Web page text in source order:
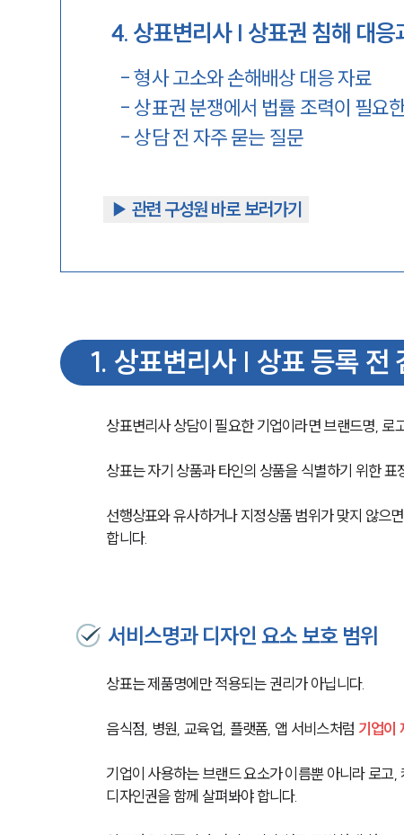
4. 상표변리사 | 상표권 침해 대응
-형사 고소와 손해배상 대응 자료
- 상표권 분쟁에서 법률 조력이 필요
- 상담 전 자주 묻는 질문
▶︎ 관련 구성원 바로 보러가기
1. 상표변리사 | 상표 등록 전
상표변리사 상담이 필요한 기업이라면 브랜드명, 로
상표는 자기 상품과 타인의 상품을 식별하기 위한 표
선행상표와 유사하거나 지정상품 범위가 맞지 않으
합니다.
서비스명과 디자인 요소 보호 범위
상표는 제품명에만 적용되는 권리가 아닙니다.
음식점, 병원, 교육업, 플랫폼, 앱 서비스처럼 기업이
기업이 사용하는 브랜드 요소가 이름뿐 아니라 로
디자인권을 함께 살펴봐야 합니다.